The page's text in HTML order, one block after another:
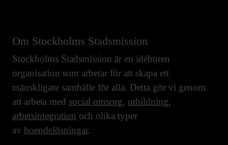
Om Stockholms Stadsmission
Stockholms Stadsmission är en idéburen
organisation som arbetar för att skapa ett
mänskligare samhälle för alla. Detta gör vi genom
att arbeta med social omsorg, utbildning,
arbetsintegration och olika typer
av boendelösningar.